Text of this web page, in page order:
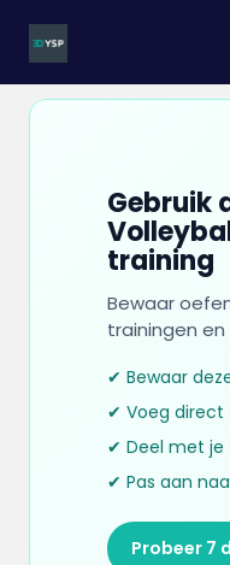
Gebruik
training
Bewaar
trainingen
✔ Bewaar
✔ Voeg direct
✔ Deel met je
✔ Pas aan
Probeer 7